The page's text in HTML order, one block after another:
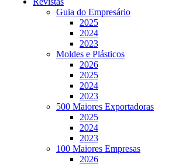
Guia do Empresário
2025
2024
2023
Moldes e Plásticos
2026
2025
2024
2023
500 Maiores Exportadoras
2025
2024
2023
100 Maiores Empresas
2026